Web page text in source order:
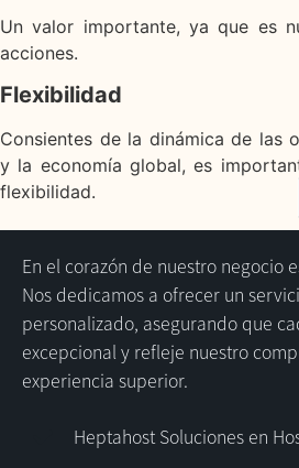
Un valor importante, ya que es
acciones.
Flexibilidad
Consientes de la dinámica de las
y la economía global, es
flexibilidad.
En el corazón de nuestro negocio
Nos dedicamos a ofrecer un
personalizado, asegurando que
excepcional y refleje nuestro
experiencia superior.
Heptahost Soluciones en